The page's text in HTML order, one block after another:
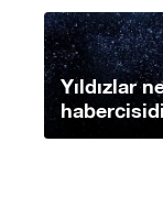
Yıldızlar